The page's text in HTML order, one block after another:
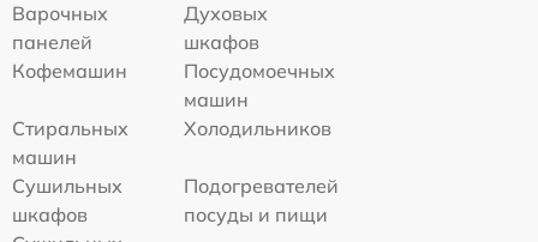
Варочных
панелей
Духовых
шкафов
Кофемашин
Посудомоечных
машин
Стиральных
машин
Холодильников
Сушильных
шкафов
Подогревателей
посуды и пищи